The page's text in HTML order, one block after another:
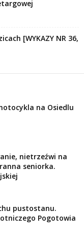
[WYKAZY NR 36,
na Osiedlu
nietrzeźwi na
seniorka.
pustostanu.
Pogotowia